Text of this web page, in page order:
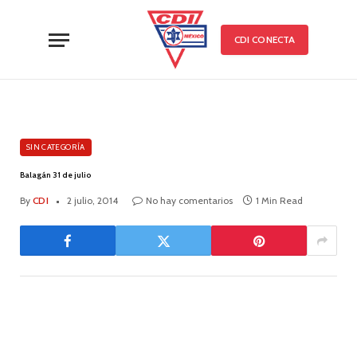
CDI CONECTA
SIN CATEGORÍA
Balagán 31 de julio
By CDI 2 julio, 2014 No hay comentarios 1 Min Read